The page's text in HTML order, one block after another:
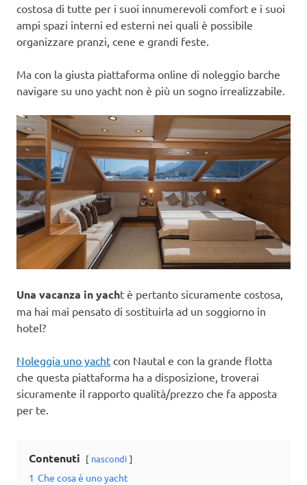
costosa di tutte per i suoi innumerevoli comfort e i suoi
ampi spazi interni ed esterni nei quali è possibile
organizzare pranzi, cene e grandi feste.
Ma con la giusta piattaforma online di noleggio barche
navigare su uno yacht non è più un sogno irrealizzabile.
Una vacanza in yacht è pertanto sicuramente costosa,
ma hai mai pensato di sostituirla ad un soggiorno in
hotel?
Noleggia uno yacht con Nautal e con la grande flotta
che questa piattaforma ha a disposizione, troverai
sicuramente il rapporto qualità/prezzo che fa apposta
per te.
Contenuti nascondi
1 Che cosa è uno yacht